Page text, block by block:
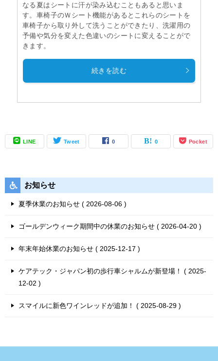
なる夏はシートに汗が染み込むこともあると思いま
す。車椅子のＷシート機能があるとこれらのシートを
車椅子から取り外して洗うことができたり、洗濯用の
予備や気分を変えた色違いのシートに変えることがで
きます。
続きを読む
LINE Tweet 0 0 Pocket
お知らせ
夏季休業のお知らせ 2026-08-06
ゴールデンウィーク期間中の休業のお知らせ 2026-04-20
年末年始休業のお知らせ 2025-12-17
ケアテック・ジャパン初の歩行車シャルムが新登場！
2025-
12-02
スマイルに新色ワインレッドが追加！ 2025-08-29